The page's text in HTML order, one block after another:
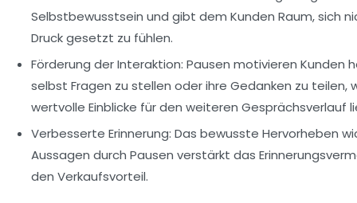
Selbstbewusstsein und gibt dem Kunden Raum, sich
Druck gesetzt zu fühlen.
Förderung der Interaktion: Pausen motivieren Kunden
selbst Fragen zu stellen oder ihre Gedanken zu teilen,
wertvolle Einblicke für den weiteren Gesprächsverlauf
Verbesserte Erinnerung: Das bewusste Hervorheben
Aussagen durch Pausen verstärkt das
den Verkaufsvorteil.